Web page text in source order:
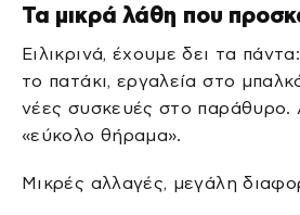
Τα μικρά λάθη που
Ειλικρινά, έχουμε δει τα
το πατάκι, εργαλεία στο
νέες συσκευές στο
«εύκολο θήραμα».
Μικρές αλλαγές, μεγάλη